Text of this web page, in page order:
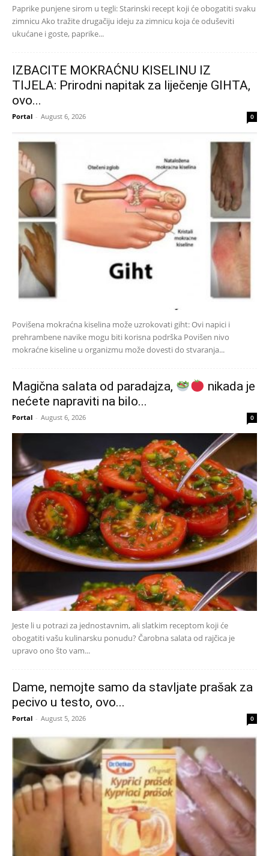
Paprike punjene sirom u tegli: Starinski recept koji će obogatiti svaku
zimnicu Ako tražite drugačiju ideju za zimnicu koja će oduševiti
ukućane i goste, paprike...
IZBACITE MOKRAĆNU KISELINU IZ
TIJELA: Prirodni napitak za liječenje GIHTA,
ovo...
Portal - August 6, 2026 0
Povišena mokraćna kiselina može uzrokovati giht: Ovi napici i
prehrambene navike mogu biti korisna podrška Povišen nivo
mokraćne kiseline u organizmu može dovesti do stvaranja...
Magična salata od paradajza,
nikada je
nećete napraviti na bilo...
Portal - August 6, 2026 0
Jeste li u potrazi za jednostavnim, ali slatkim receptom koji će
obogatiti vašu kulinarsku ponudu? Čarobna salata od rajčica je
upravo ono što vam...
Dame, nemojte samo da stavljate prašak za
pecivo u testo, ovo...
Portal - August 5, 2026 0